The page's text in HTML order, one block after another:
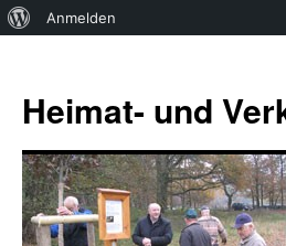
Über
Anmelden
springen
Heimat- und